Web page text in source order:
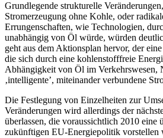
Grundlegende strukturelle
Stromerzeugung ohne Kohle, oder
Errungenschaften, wie Technologien,
unabhängig von Öl würde, würden
geht aus dem Aktionsplan hervor, der
die sich durch eine kohlenstofffreie
Abhängigkeit von Öl im Verkehrswesen,
‚intelligente’, miteinander verbundene
Die Festlegung von Einzelheiten zur
Veränderungen wird allerdings der
überlassen, die voraussichtlich 2010 eine
zukünftigen EU-Energiepolitik vorstellen